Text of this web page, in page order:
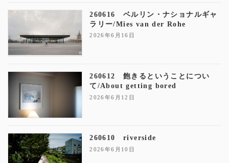
260616 ベルリン・ナショナルギャ
ラリー/Mies van der Rohe
2026年6月16日
260612 飽きるということについ
て/About getting bored
2026年6月12日
260610 riverside
2026年6月10日